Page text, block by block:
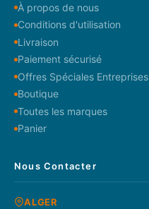
À propos de nous
Conditions d'utilisation
Livraison
Paiement sécurisé
Offres Spéciales Entreprises
Boutique
Toutes les marques
Panier
Nous Contacter
ALGER